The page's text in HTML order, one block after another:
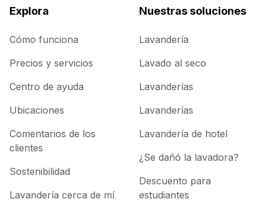
Explora
Cómo funciona
Precios y servicios
Centro de ayuda
Ubicaciones
Comentarios de los
clientes
Sostenibilidad
Lavandería cerca de mí
Nuestras soluciones
Lavandería
Lavado al seco
Lavanderías
Lavanderías
Lavandería de hotel
¿Se dañó la lavadora?
Descuento para
estudiantes